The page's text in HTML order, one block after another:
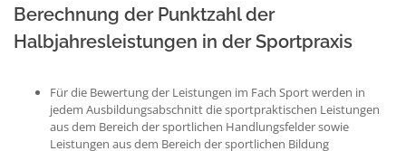
Berechnung der Punktzahl der
Halbjahresleistungen in der Sportpraxis
Für die Bewertung der Leistungen im Fach Sport werden in
jedem Ausbildungsabschnitt die sportpraktischen Leistungen
aus dem Bereich der sportlichen Handlungsfelder sowie
Leistungen aus dem Bereich der sportlichen Bildung